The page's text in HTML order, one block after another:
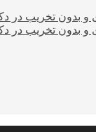
و بدون تخریب در
و بدون تخریب در